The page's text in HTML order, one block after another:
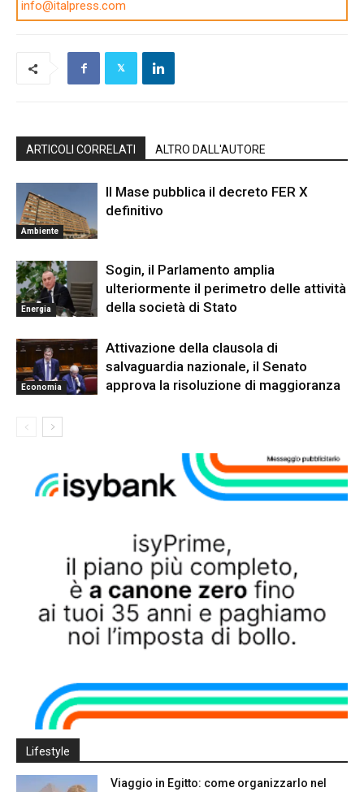
info@italpress.com
ARTICOLI CORRELATI ALTRO DALL'AUTORE
Ambiente
Il Mase pubblica il decreto FER X
definitivo
Energia
Sogin, il Parlamento amplia
ulteriormente il perimetro delle attività
della società di Stato
Economia
Attivazione della clausola di
salvaguardia nazionale, il Senato
approva la risoluzione di maggioranza
Lifestyle
Viaggio in Egitto: come organizzarlo nel